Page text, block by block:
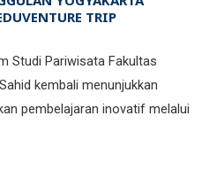
TRIP
Studi Pariwisata Fakultas
kembali menunjukkan
pembelajaran inovatif melalui